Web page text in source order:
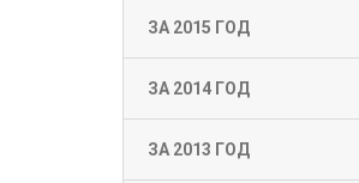
ЗА 2015 ГОД
ЗА 2014 ГОД
ЗА 2013 ГОД